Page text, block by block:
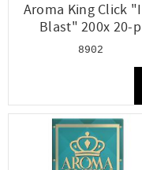
Aroma King Click
Blast" 200x 20-p
8902